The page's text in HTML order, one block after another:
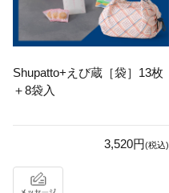
Shupatto+えび蔵［袋］13枚
＋8袋入
3,520円(税込)